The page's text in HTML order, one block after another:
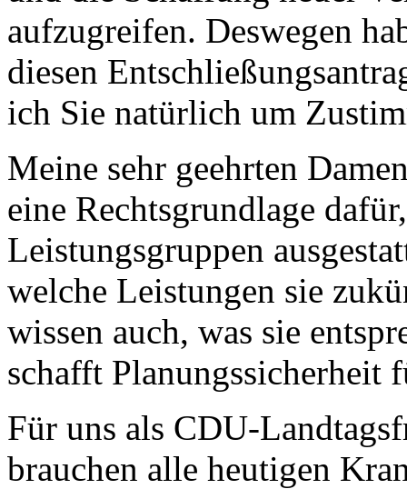
aufzugreifen. Deswegen
diesen
ich Sie natürlich um
Meine sehr geehrten
eine Rechtsgrundlage
Leistungsgruppen
welche Leistungen sie
wissen auch, was sie
schafft Planungssicherheit
Für uns als CDU-
brauchen alle heutigen